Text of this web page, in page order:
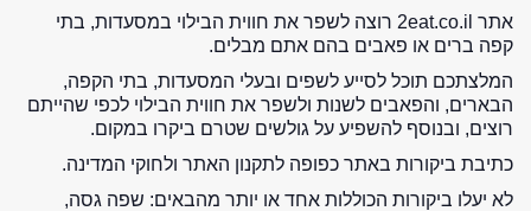
אתר 2eat.co.il רוצה לשפר את חווית הבילוי במסעדות, בתי
קפה ברים או פאבים בהם אתם מבלים.
המלצתכם תוכל לסייע לשפים ובעלי המסעדות, בתי הקפה,
הבארים, והפאבים לשנות ולשפר את חווית הבילוי לכפי שהייתם
רוצים, ובנוסף להשפיע על גולשים שטרם ביקרו במקום.
כתיבת ביקורות באתר כפופה לתקנון האתר ולחוקי המדינה.
לא יעלו ביקורות הכוללות אחד או יותר מהבאים: שפה גסה,